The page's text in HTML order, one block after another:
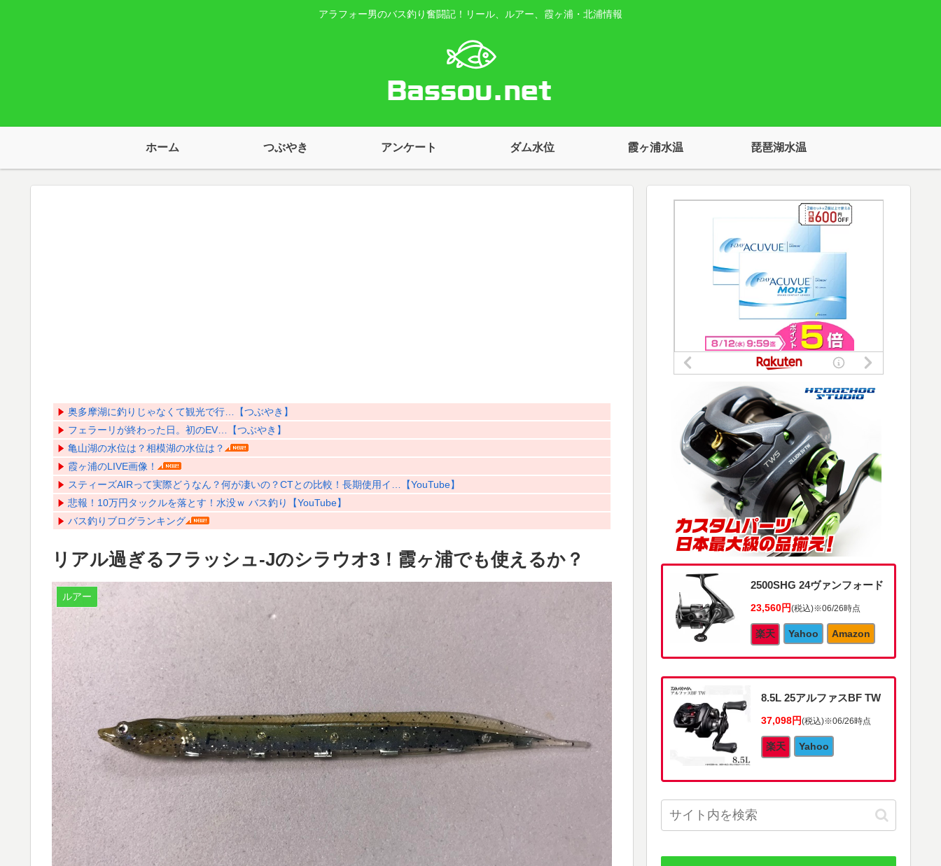
アラフォー男のバス釣り奮闘記！リール、ルアー、霞ヶ浦・北浦情報
ホーム つぶやき アンケート ダム水位 霞ヶ浦水温 琵琶湖水温
奥多摩湖に釣りじゃなくて観光で行…【つぶやき】
フェラーリが終わった日。初のEV…【つぶやき】
亀山湖の水位は？相模湖の水位は？
霞ヶ浦のLIVE画像！
スティーズAIRって実際どうなん？何が凄いの？CTとの比較！長期使用イ…【YouTube】
悲報！10万円タックルを落とす！水没ｗ バス釣り【YouTube】
バス釣りブログランキング
リアル過ぎるフラッシュ-Jのシラウオ3！霞ヶ浦でも使えるか？
ルアー
2500SHG 24ヴァンフォード
23,560円(税込)※06/26時点
楽天 Yahoo Amazon
8.5L 25アルファスBF TW
37,098円(税込)※06/26時点
楽天 Yahoo